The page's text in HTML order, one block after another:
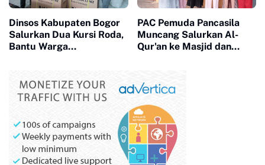
Dinsos Kabupaten Bogor
Salurkan Dua Kursi Roda,
Bantu Warga
PAC Pemuda Pancasila
Muncang Salurkan Al-
Qur'an ke Masjid dan
Keagamaan